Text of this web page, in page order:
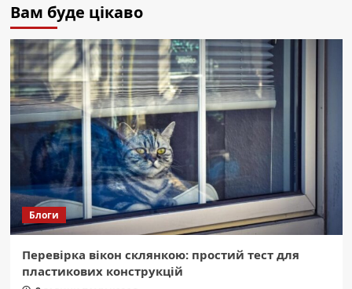
Вам буде цікаво
Блоги
Перевірка вікон склянкою: простий тест для
пластикових конструкцій